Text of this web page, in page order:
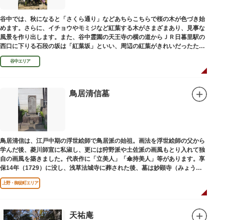
谷中では、秋になると「さくら通り」などあちらこちらで桜の木が色づき始
めます。さらに、イチョウやモミジなど紅葉する木がさまざまあり、見事な
風景を作り出します。また、谷中霊園の天王寺の横の道からＪＲ日暮里駅の
西口に下りる石段の坂は「紅葉坂」といい、周辺の紅葉がきれいだったため
このように命名されたという説があります。
谷中エリア
鳥居清信墓
鳥居清信は、江戸中期の浮世絵師で鳥居派の始祖。画法を浮世絵師の父から
学んだ後、菱川師宣に私淑し、更には狩野派や土佐派の画風もとり入れて独
自の画風を築きました。代表作に「立美人」「傘持美人」等があります。享
保14年（1729）に没し、浅草法城寺に葬された後、墓は妙顕寺（みょうけ
んじ）に移されました。
上野・御徒町エリア
天祐庵